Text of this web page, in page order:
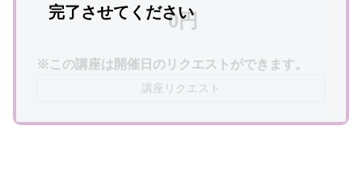
0円
※この講座は開催日のリクエストができます。
講座リクエスト
完了させてください